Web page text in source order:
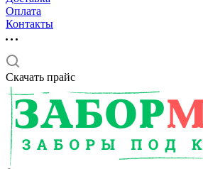
Оплата
Контакты
Скачать прайс